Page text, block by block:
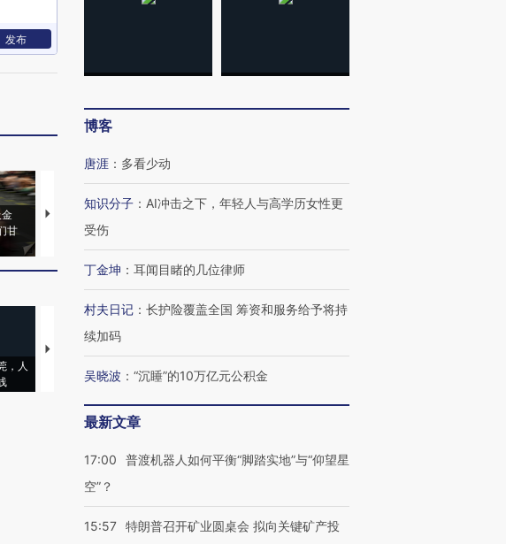
发布
甘
马航飞行员跨国走私7万
粒摇头丸 尿检体内含3种
育部长拱下台
飞地休达
，人
【推广】走进第四届链博
有意思的生活方式·第三对
博客
唐涯 ： 多看少动
知识分子 ： AI冲击之下，年轻人与高学历女性更
受伤
丁金坤 ： 耳闻目睹的几位律师
村夫日记 ： 长护险覆盖全国 筹资和服务给予将持
续加码
吴晓波 ： “沉睡”的10万亿元公积金
最新文章
17:00
普渡机器人如何平衡“脚踏实地”与“仰望星
空”？
15:57 特朗普召开矿业圆桌会 拟向关键矿产投